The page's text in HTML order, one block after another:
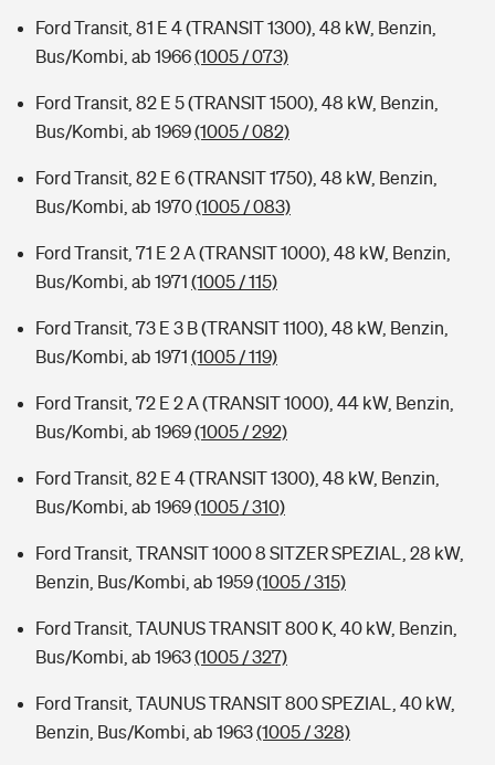
Ford Transit, 81 E 4 (TRANSIT 1300), 48 kW, Benzin,
Bus/Kombi, ab 1966(1005 / 073)
Ford Transit, 82 E 5 (TRANSIT 1500), 48 kW, Benzin,
Bus/Kombi, ab 1969(1005 / 082)
Ford Transit, 82 E 6 (TRANSIT 1750), 48 kW, Benzin,
Bus/Kombi, ab 1970(1005 / 083)
Ford Transit, 71 E 2 A (TRANSIT 1000), 48 kW, Benzin,
Bus/Kombi, ab 1971 (1005 / 115)
Ford Transit, 73 E 3 B (TRANSIT 1100), 48 kW, Benzin,
Bus/Kombi, ab 1971 (1005 / 119)
Ford Transit, 72 E 2 A (TRANSIT 1000), 44 kW, Benzin,
Bus/Kombi, ab 1969(1005 / 292)
Ford Transit, 82 E 4 (TRANSIT 1300), 48 kW, Benzin,
Bus/Kombi, ab 1969(1005 / 310)
Ford Transit, TRANSIT 1000 8 SITZER SPEZIAL, 28 kW,
Benzin, Bus/Kombi, ab 1959(1005 / 315)
Ford Transit, TAUNUS TRANSIT 800 K, 40 kW, Benzin,
Bus/Kombi, ab 1963(1005 / 327)
Ford Transit, TAUNUS TRANSIT 800 SPEZIAL, 40 kW,
Benzin, Bus/Kombi, ab 1963(1005 / 328)